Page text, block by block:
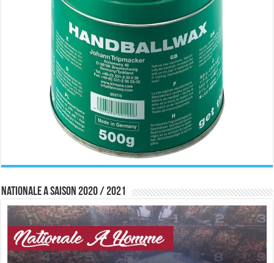
Nationale A saison 2020 / 2021